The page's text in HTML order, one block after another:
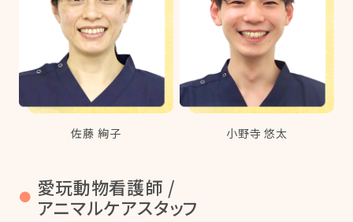
佐藤 絢子 小野寺 悠太
● 愛玩動物看護師 /
アニマルケアスタッフ